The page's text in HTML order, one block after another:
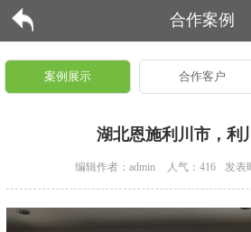
合作案例
案例展示 合作客户
湖北恩施利川市，利
编辑作者：admin 人气：416 发表